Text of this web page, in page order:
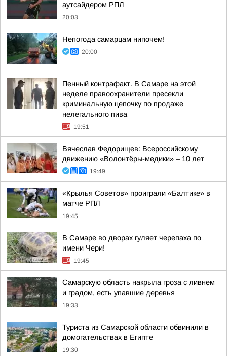
аутсайдером РПЛ
20:03
Непогода самарцам нипочем!
20:00
Пенный контрафакт. В Самаре на этой
неделе правоохранители пресекли
криминальную цепочку по продаже
нелегального пива
19:51
Вячеслав Федорищев: Всероссийскому
движению «Волонтёры-медики» – 10 лет
19:49
«Крылья Советов» проиграли «Балтике» в
матче РПЛ
19:45
В Самаре во дворах гуляет черепаха по
имени Чери!
19:45
Самарскую область накрыла гроза с ливнем
и градом, есть упавшие деревья
19:33
Туриста из Самарской области обвинили в
домогательствах в Египте
19:30